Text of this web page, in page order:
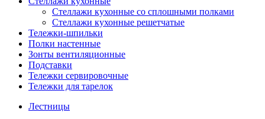
Стеллажи кухонные со сплошными полками
Стеллажи кухонные решетчатые
Тележки-шпильки
Полки настенные
Зонты вентиляционные
Подставки
Тележки сервировочные
Тележки для тарелок
Лестницы